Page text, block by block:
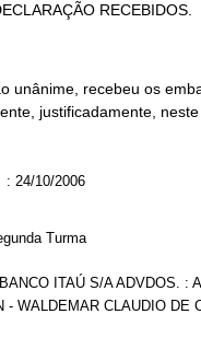
DECLARAÇÃO RECEBIDOS.
unânime, recebeu os
justificadamente,
: 24/10/2006
Turma
ITAÚ S/A ADVDOS. :
- WALDEMAR CLAUDIO DE